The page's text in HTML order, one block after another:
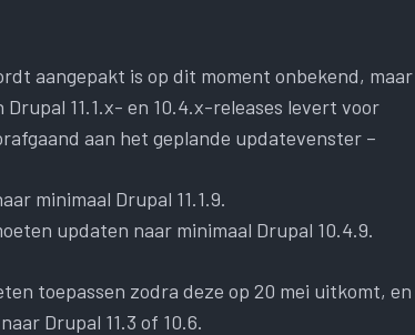
aangepakt is op dit moment onbekend, maar
11.1.x- en 10.4.x-releases levert voor
aan het geplande updatevenster –
minimaal Drupal 11.1.9.
updaten naar minimaal Drupal 10.4.9.
toepassen zodra deze op 20 mei uitkomt, en
Drupal 11.3 of 10.6.